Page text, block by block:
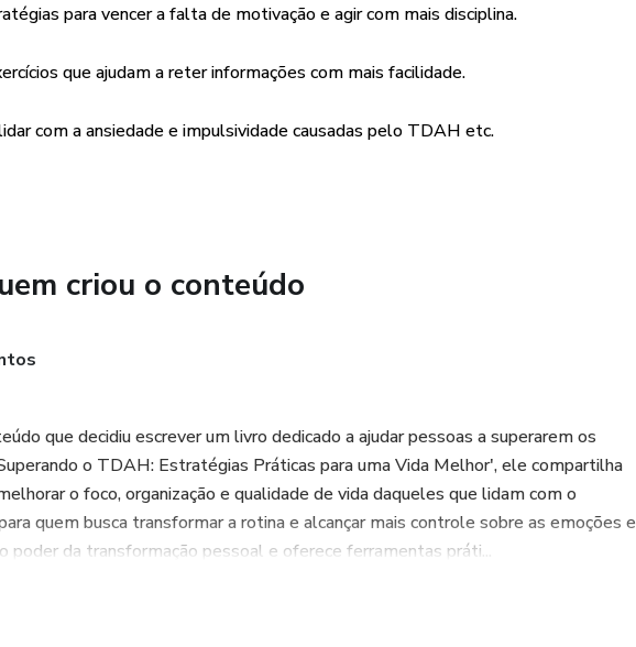
e comece sua transformação!
para vencer a falta de motivação e agir com mais disciplina.
que ajudam a reter informações com mais facilidade.
com a ansiedade e impulsividade causadas pelo TDAH etc.
criou o conteúdo
que decidiu escrever um livro dedicado a ajudar pessoas a superarem os
o TDAH: Estratégias Práticas para uma Vida Melhor', ele compartilha
o foco, organização e qualidade de vida daqueles que lidam com o
quem busca transformar a rotina e alcançar mais controle sobre as emoções e
da transformação pessoal e oferece ferramentas práti...